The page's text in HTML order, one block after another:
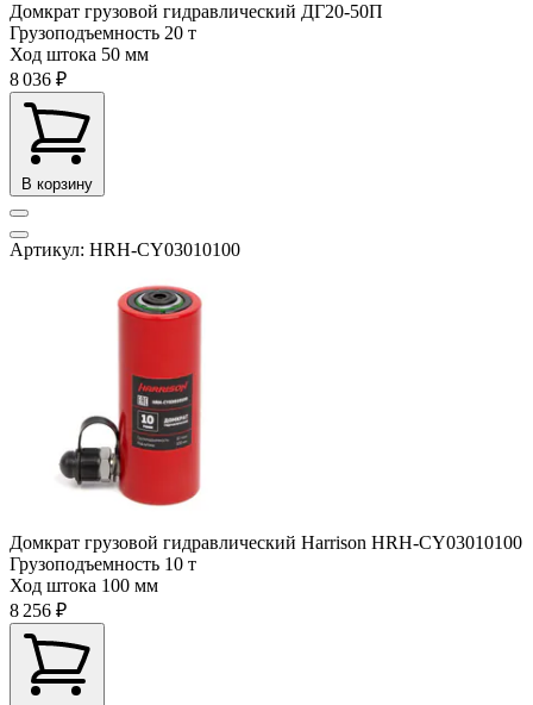
Домкрат грузовой гидравлический ДГ20-50П
Грузоподъемность 20 т
Ход штока 50 мм
8 036 ₽
В корзину
Артикул: HRH-CY03010100
Домкрат грузовой гидравлический Harrison HRH-CY03010100
Грузоподъемность 10 т
Ход штока 100 мм
8 256 ₽